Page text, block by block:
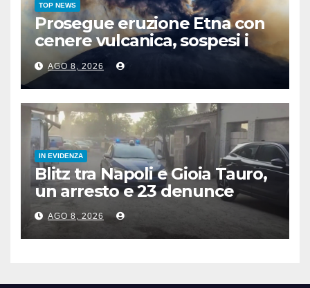
TOP NEWS
Prosegue eruzione Etna con
cenere vulcanica, sospesi i
voli in arrivo a Catania
AGO 8, 2026
IN EVIDENZA
Blitz tra Napoli e Gioia Tauro,
un arresto e 23 denunce
AGO 8, 2026